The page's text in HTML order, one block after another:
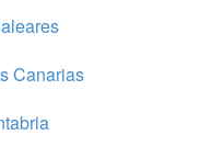
Canarias